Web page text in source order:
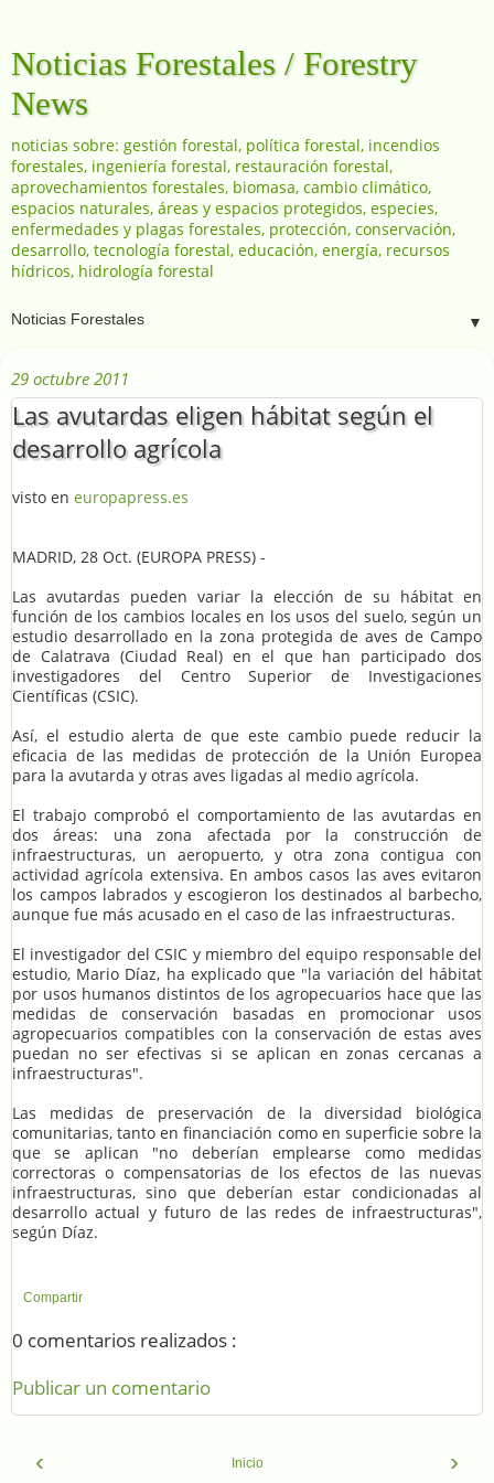
Noticias Forestales / Forestry
News
noticias sobre: gestión forestal, política forestal, incendios
forestales, ingeniería forestal, restauración forestal,
aprovechamientos forestales, biomasa, cambio climático,
espacios naturales, áreas y espacios protegidos, especies,
enfermedades y plagas forestales, protección, conservación,
desarrollo, tecnología forestal, educación, energía, recursos
hídricos, hidrología forestal
▼
29 octubre 2011
Las avutardas eligen hábitat según el
desarrollo agrícola
visto en europapress.es
MADRID, 28 Oct. (EUROPA PRESS) -
Las avutardas pueden variar la elección de su hábitat en
función de los cambios locales en los usos del suelo, según un
estudio desarrollado en la zona protegida de aves de Campo
de Calatrava (Ciudad Real) en el que han participado dos
investigadores del Centro Superior de Investigaciones
Científicas (CSIC).
Así, el estudio alerta de que este cambio puede reducir la
eficacia de las medidas de protección de la Unión Europea
para la avutarda y otras aves ligadas al medio agrícola.
El trabajo comprobó el comportamiento de las avutardas en
dos áreas: una zona afectada por la construcción de
infraestructuras, un aeropuerto, y otra zona contigua con
actividad agrícola extensiva. En ambos casos las aves evitaron
los campos labrados y escogieron los destinados al barbecho,
aunque fue más acusado en el caso de las infraestructuras.
El investigador del CSIC y miembro del equipo responsable del
estudio, Mario Díaz, ha explicado que "la variación del hábitat
por usos humanos distintos de los agropecuarios hace que las
medidas de conservación basadas en promocionar usos
agropecuarios compatibles con la conservación de estas aves
puedan no ser efectivas si se aplican en zonas cercanas a
infraestructuras".
Las medidas de preservación de la diversidad biológica
comunitarias, tanto en financiación como en superficie sobre la
que se aplican "no deberían emplearse como medidas
correctoras o compensatorias de los efectos de las nuevas
infraestructuras, sino que deberían estar condicionadas al
desarrollo actual y futuro de las redes de infraestructuras",
según Díaz.
Compartir
0 comentarios realizados :
Publicar un comentario
‹ ›
Inicio